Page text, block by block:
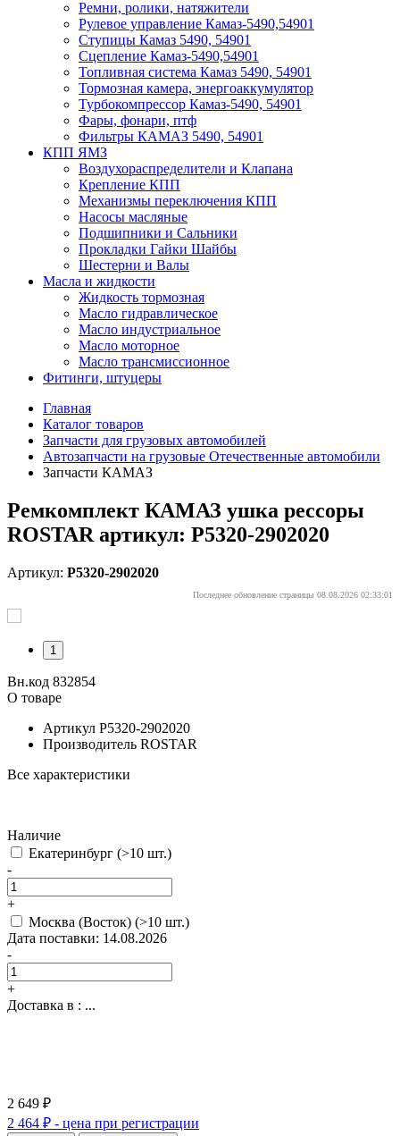
Ремни, ролики, натяжители
Рулевое управление Камаз-5490,54901
Ступицы Камаз 5490, 54901
Сцепление Камаз-5490,54901
Топливная система Камаз 5490, 54901
Тормозная камера, энергоаккумулятор
Турбокомпрессор Камаз-5490, 54901
Фары, фонари, птф
Фильтры КАМАЗ 5490, 54901
КПП ЯМЗ
Воздухораспределители и Клапана
Крепление КПП
Механизмы переключения КПП
Насосы масляные
Подшипники и Сальники
Прокладки Гайки Шайбы
Шестерни и Валы
Масла и жидкости
Жидкость тормозная
Масло гидравлическое
Масло индустриальное
Масло моторное
Масло трансмиссионное
Фитинги, штуцеры
Главная
Каталог товаров
Запчасти для грузовых автомобилей
Автозапчасти на грузовые Отечественные автомобили
Запчасти КАМАЗ
Ремкомплект КАМАЗ ушка рессоры
ROSTAR артикул: Р5320-2902020
Артикул: Р5320-2902020
Последнее обновление страницы 08.08.2026 02:33:01
1
Вн.код 832854
О товаре
Артикул Р5320-2902020
Производитель ROSTAR
Все характеристики
Наличие
Екатеринбург (>10 шт.)
-
+
Москва (Восток) (>10 шт.)
Дата поставки: 14.08.2026
-
+
Доставка в : ...
2 649 ₽
2 464 ₽ - цена при регистрации